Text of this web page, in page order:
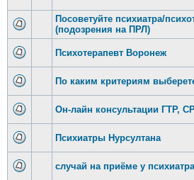
Посоветуйте психиатра/
(подозрения на ПРЛ)
Психотерапевт Воронеж
По каким критериям
Он-лайн консультации ГТР,
Психиатры Нурсултана
случай на приёме у психиатра